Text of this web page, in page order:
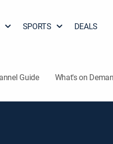
SPORTS DEALS
Guide What's on